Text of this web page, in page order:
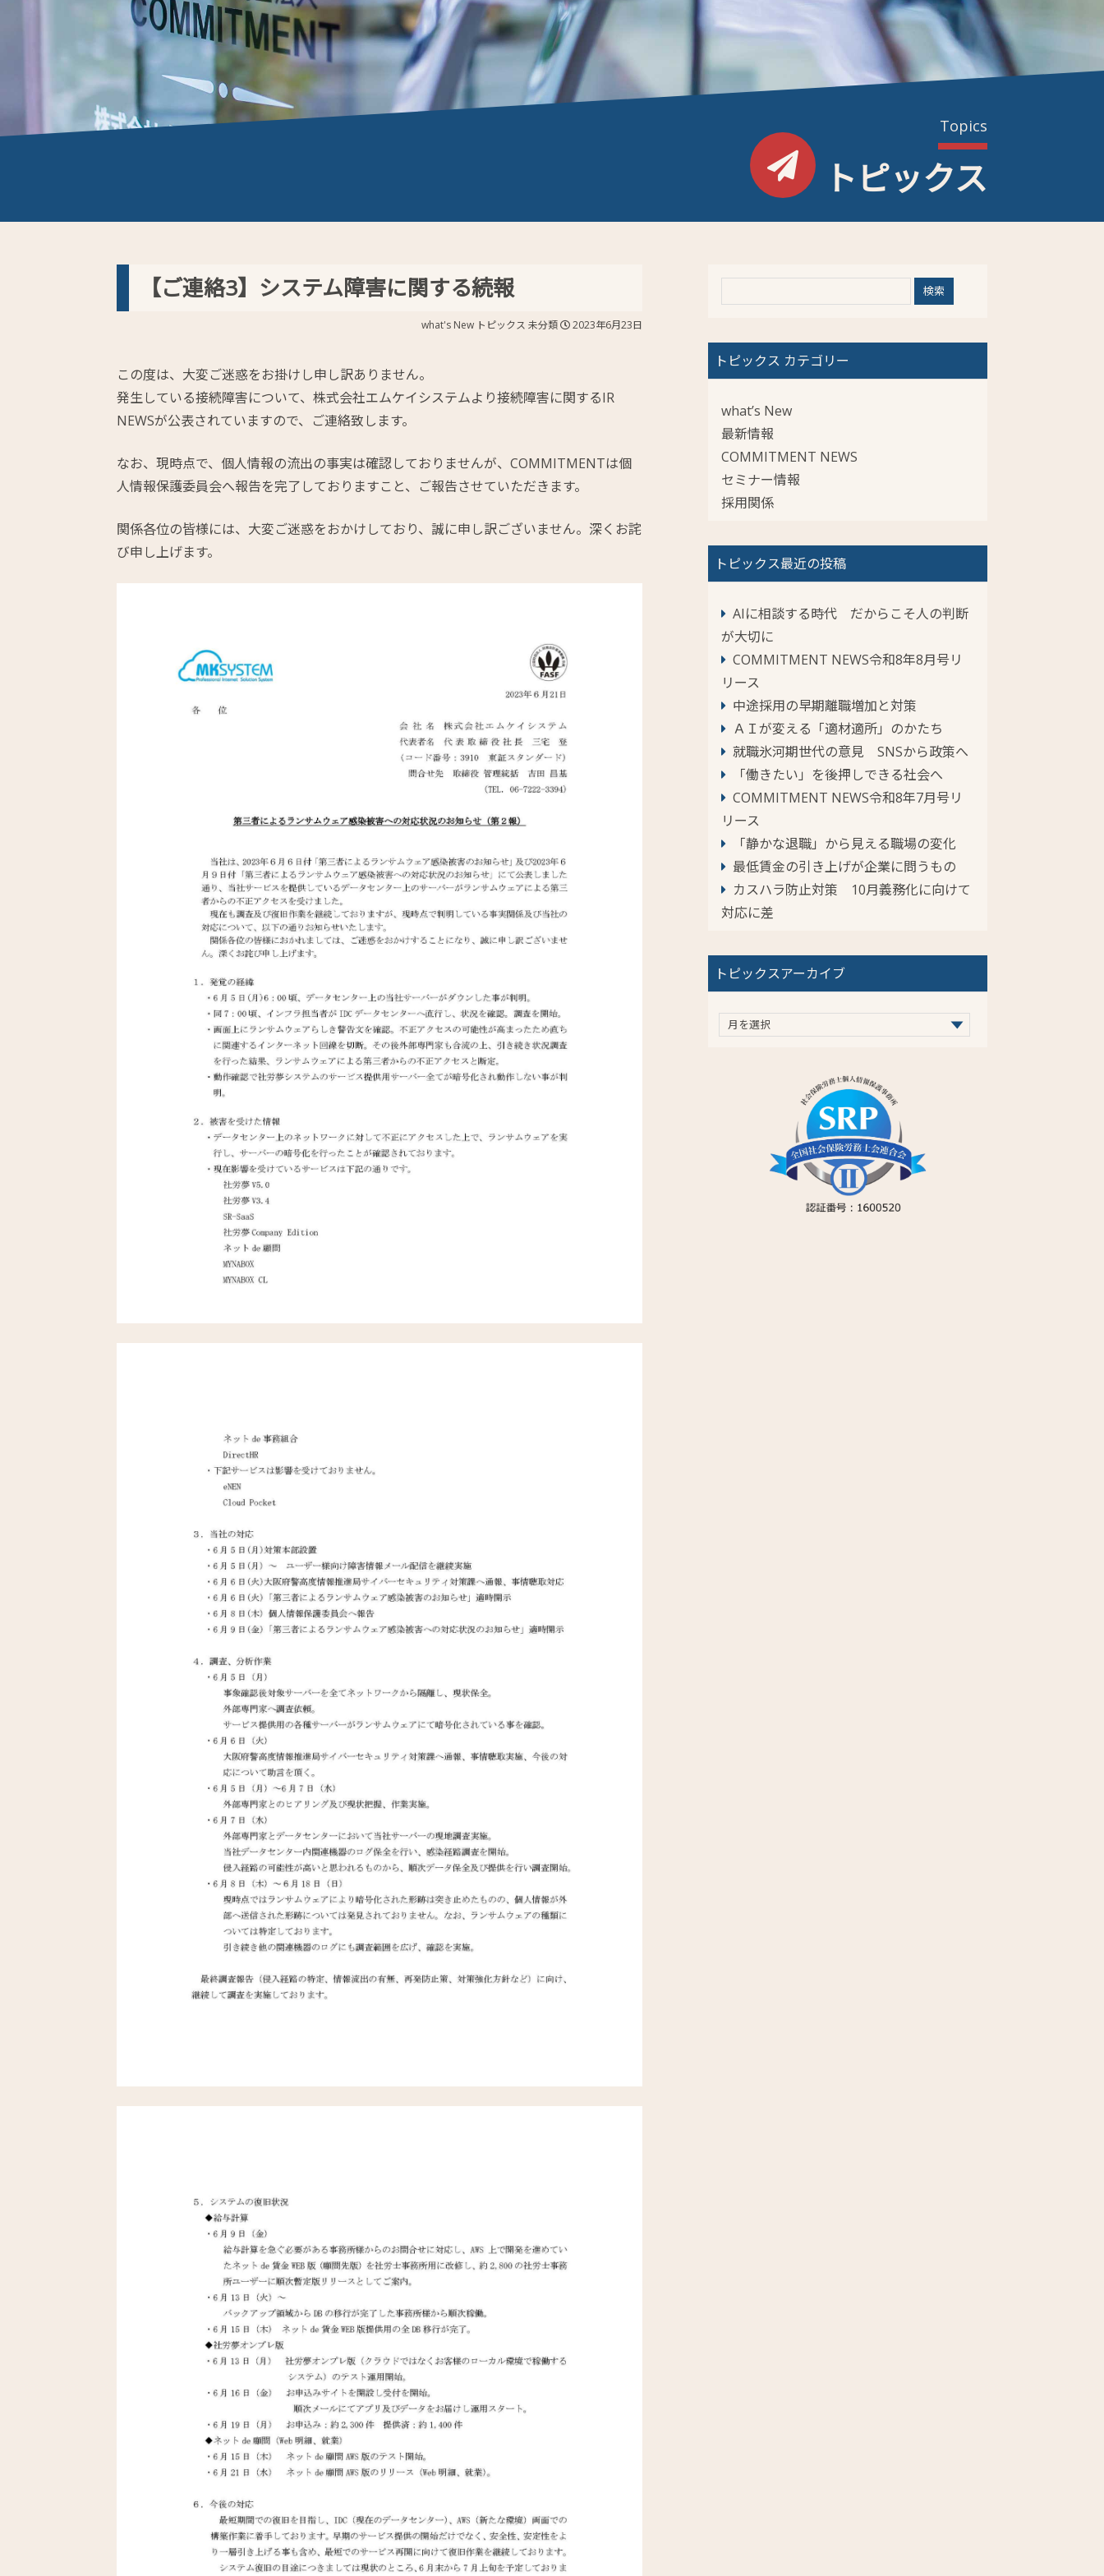
Topics
トピックス
【ご連絡3】システム障害に関する続報
what's New トピックス 未分類 2023年6月23日
この度は、大変ご迷惑をお掛けし申し訳ありません。
発生している接続障害について、株式会社エムケイシステムより接続障害に関するIR
NEWSが公表されていますので、ご連絡致します。
なお、現時点で、個人情報の流出の事実は確認しておりませんが、COMMITMENTは個
人情報保護委員会へ報告を完了しておりますこと、ご報告させていただきます。
関係各位の皆様には、大変ご迷惑をおかけしており、誠に申し訳ございません。深くお詫
び申し上げます。
トピックス カテゴリー
what’s New
最新情報
COMMITMENT NEWS
セミナー情報
採用関係
トピックス最近の投稿
AIに相談する時代 だからこそ人の判断
が大切に
COMMITMENT NEWS令和8年8月号リ
リース
中途採用の早期離職増加と対策
ＡＩが変える「適材適所」のかたち
就職氷河期世代の意見 SNSから政策へ
「働きたい」を後押しできる社会へ
COMMITMENT NEWS令和8年7月号リ
リース
「静かな退職」から見える職場の変化
最低賃金の引き上げが企業に問うもの
カスハラ防止対策 10月義務化に向けて
対応に差
トピックスアーカイブ